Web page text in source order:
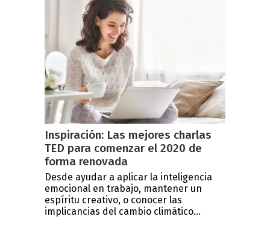
Inspiración: Las mejores charlas
TED para comenzar el 2020 de
forma renovada
Desde ayudar a aplicar la inteligencia
emocional en trabajo, mantener un
espíritu creativo, o conocer las
implicancias del cambio climático...